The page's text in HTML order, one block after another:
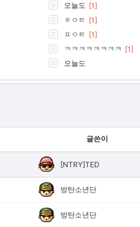
오늘도 [1]
ㅎㅇㅌ [1]
ㅍㅇㅌ [1]
ㅋㅋㅋㅋㅋㅋㅋㅋ [1]
오늘도
글쓴이
[NTRY]TED
방탄소년단
방탄소년단